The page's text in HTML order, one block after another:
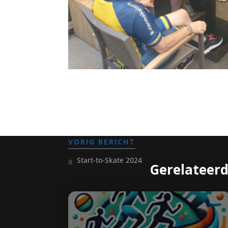
VORIG BERICHT
Start-to-Skate 2024